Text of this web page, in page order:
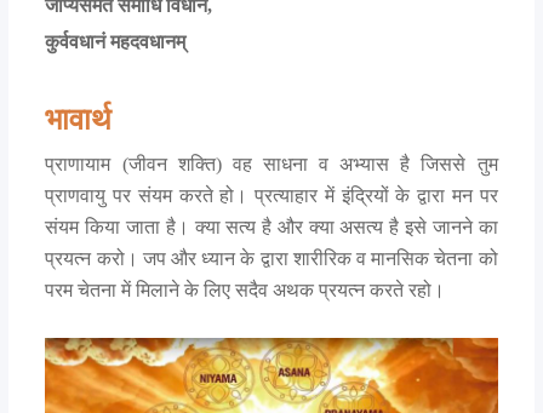
जाप्यसमेत समाधि विधानं,
कुर्ववधानं महदवधानम्
भावार्थ
प्राणायाम (जीवन शक्ति) वह साधना व अभ्यास है जिससे तुम
प्राणवायु पर संयम करते हो। प्रत्याहार में इंद्रियों के द्वारा मन पर
संयम किया जाता है। क्या सत्य है और क्या असत्य है इसे जानने का
प्रयत्न करो। जप और ध्यान के द्वारा शारीरिक व मानसिक चेतना को
परम चेतना में मिलाने के लिए सदैव अथक प्रयत्न करते रहो।